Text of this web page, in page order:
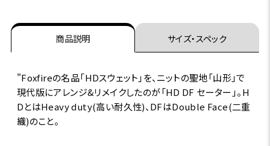
商品説明 サイズ・スペック
"Foxfireの名品「HDスウェット」を、ニットの聖地「山形」で
現代版にアレンジ&リメイクしたのが「HD DF セーター」。H
DとはHeavy duty(高い耐久性)、DFはDouble Face(二重
織)のこと。